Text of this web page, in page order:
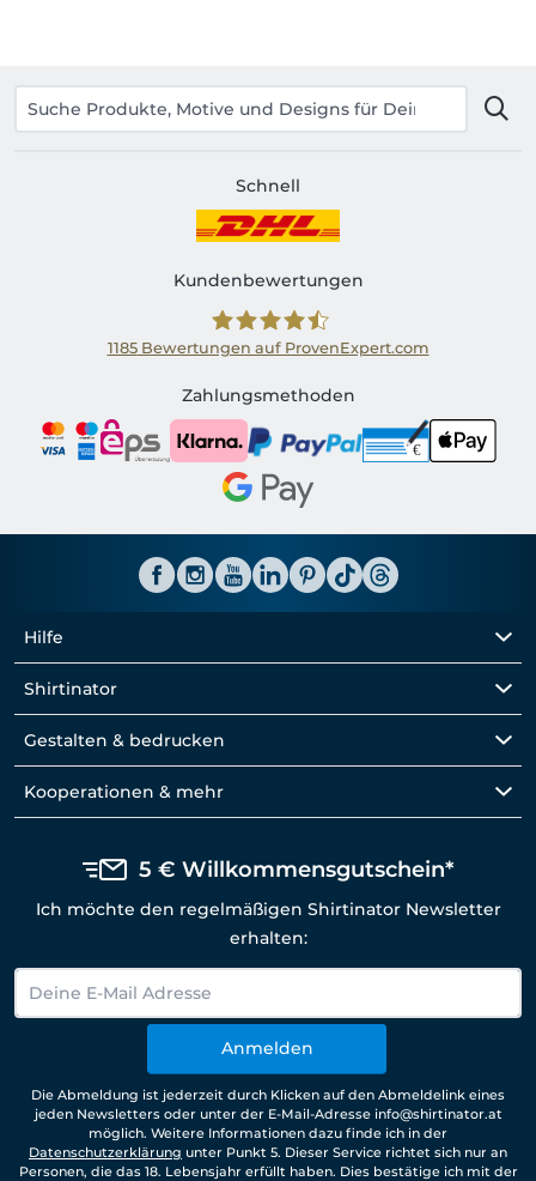
Schnell
Kundenbewertungen
Shirtinator AT
1185Bewertungen auf ProvenExpert.com
Zahlungsmethoden
Hilfe
Shirtinator
Gestalten & bedrucken
Kooperationen & mehr
5 € Willkommensgutschein*
Ich möchte den regelmäßigen Shirtinator Newsletter
erhalten:
Anmelden
Die Abmeldung ist jederzeit durch Klicken auf den Abmeldelink eines
jeden Newsletters oder unter der E-Mail-Adresse info@shirtinator.at
möglich. Weitere Informationen dazu finde ich in der
Datenschutzerklärung unter Punkt 5. Dieser Service richtet sich nur an
Personen, die das 18. Lebensjahr erfüllt haben. Dies bestätige ich mit der